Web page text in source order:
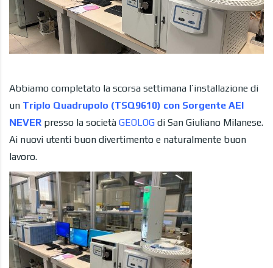
Abbiamo completato la scorsa settimana l’installazione di
un Triplo Quadrupolo (TSQ9610) con Sorgente AEI
NEVER presso la società GEOLOG di San Giuliano Milanese.
Ai nuovi utenti buon divertimento e naturalmente buon
lavoro.